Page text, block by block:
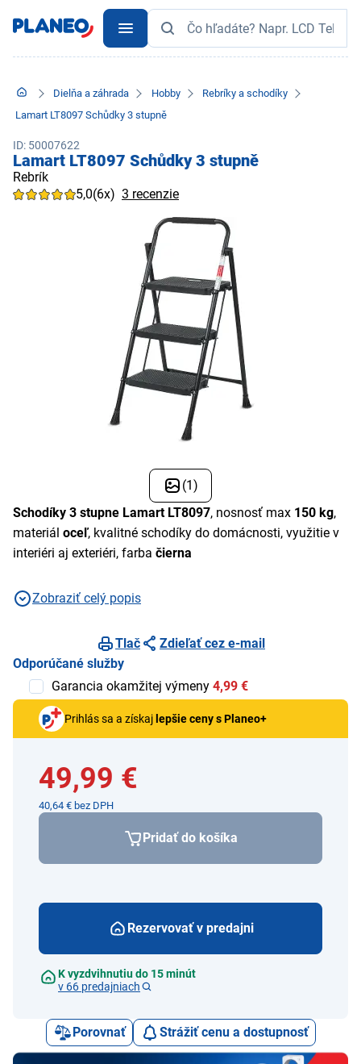
Dielňa a záhrada Hobby
Rebríky a schodíky
Lamart LT8097 Schůdky 3 stupně
ID: 50007622
Lamart LT8097 Schůdky 3 stupně
Rebrík
5,0(6x) 3 recenzie
(1)
Schodíky 3 stupne Lamart LT8097, nosnosť max 150 kg,
materiál oceľ, kvalitné schodíky do domácnosti, využitie v
interiéri aj exteriéri, farba čierna
Zobraziť celý popis
Tlač
Zdieľať cez e-mail
Odporúčané služby
Garancia okamžitej výmeny 4,99 €
Prihlás sa a získaj lepšie ceny s Planeo+
49,99 €
40,64 € bez DPH
Pridať do košíka
Rezervovať v predajni
K vyzdvihnutiu do 15 minút
v 66 predajniach
Porovnať Strážiť cenu a dostupnosť